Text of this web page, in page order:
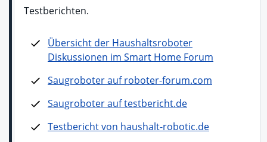
Testberichten.
Übersicht der Haushaltsroboter
Diskussionen im Smart Home Forum
Saugroboter auf roboter-forum.com
Saugroboter auf testbericht.de
Testbericht von haushalt-robotic.de